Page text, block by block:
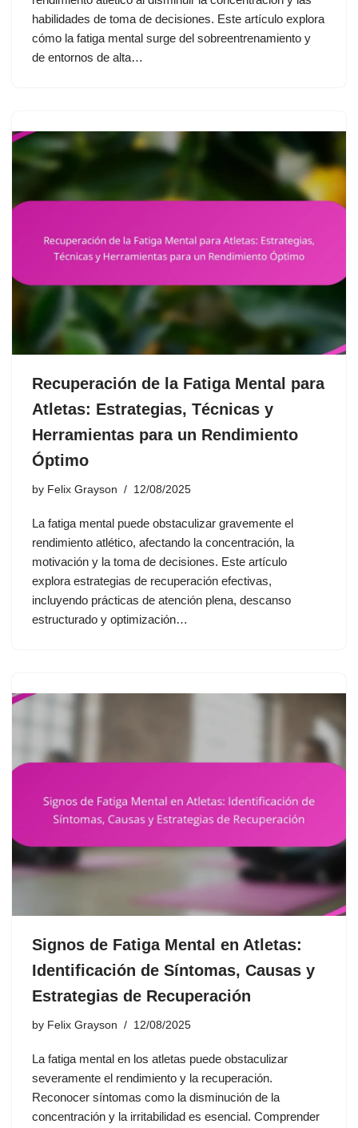
habilidades de toma de decisiones. Este artículo explora
cómo la fatiga mental surge del sobreentrenamiento y
de entornos de alta…
Recuperación de la Fatiga Mental para
Atletas: Estrategias, Técnicas y
Herramientas para un Rendimiento
Óptimo
by Felix Grayson 12/08/2025
La fatiga mental puede obstaculizar gravemente el
rendimiento atlético, afectando la concentración, la
motivación y la toma de decisiones. Este artículo
explora estrategias de recuperación efectivas,
incluyendo prácticas de atención plena, descanso
estructurado y optimización…
Signos de Fatiga Mental en Atletas:
Identificación de Síntomas, Causas y
Estrategias de Recuperación
by Felix Grayson 12/08/2025
La fatiga mental en los atletas puede obstaculizar
severamente el rendimiento y la recuperación.
Reconocer síntomas como la disminución de la
concentración y la irritabilidad es esencial. Comprender